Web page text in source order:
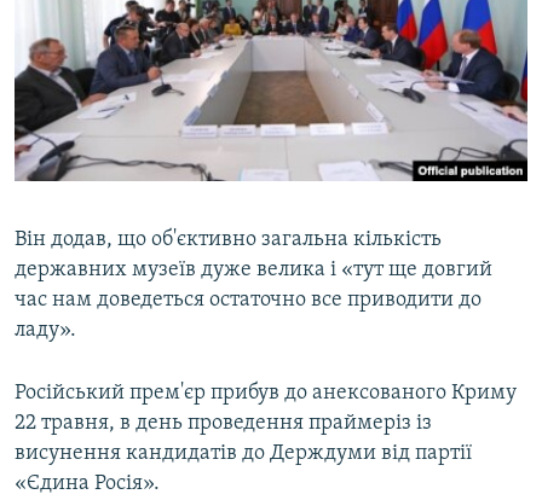
Він додав, що об'єктивно загальна кількість
державних музеїв дуже велика і «тут ще довгий
час нам доведеться остаточно все приводити до
ладу».
Російський прем'єр прибув до анексованого Криму
22 травня, в день проведення праймеріз із
висунення кандидатів до Держдуми від партії
«Єдина Росія».